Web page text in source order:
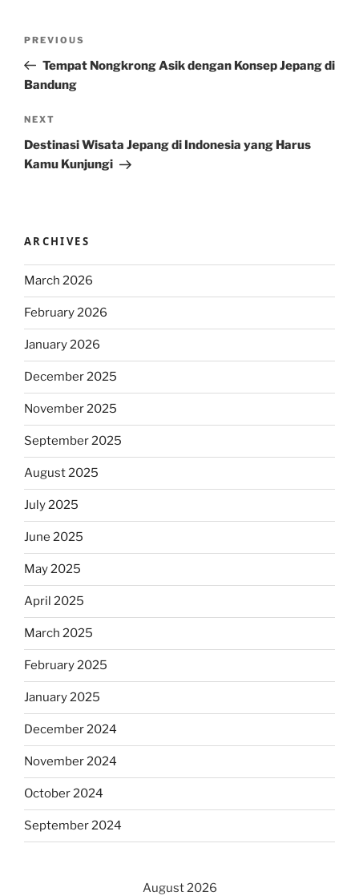
Previous
Post
PREVIOUS
Tempat Nongkrong Asik dengan Konsep Jepang di
Bandung
Next
Post
NEXT
Destinasi Wisata Jepang di Indonesia yang Harus
Kamu Kunjungi
ARCHIVES
March 2026
February 2026
January 2026
December 2025
November 2025
September 2025
August 2025
July 2025
June 2025
May 2025
April 2025
March 2025
February 2025
January 2025
December 2024
November 2024
October 2024
September 2024
August 2026